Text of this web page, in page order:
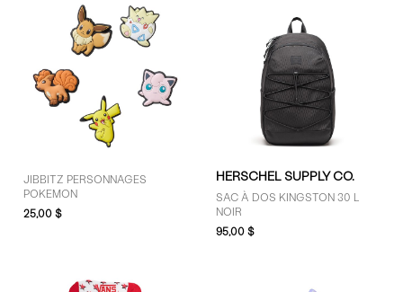
JIBBITZ PERSONNAGES
POKEMON
25,00 $
HERSCHEL SUPPLY CO.
SAC À DOS KINGSTON 30 L
NOIR
95,00 $